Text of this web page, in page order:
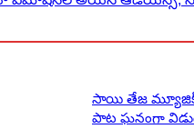
సాయి తేజ మ్యూజిక్
పాట ఘనంగా